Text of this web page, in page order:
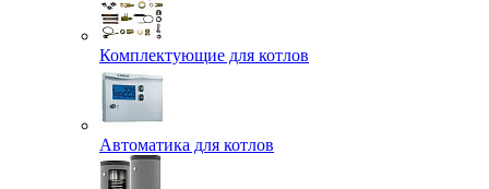
Комплектующие для котлов
Автоматика для котлов